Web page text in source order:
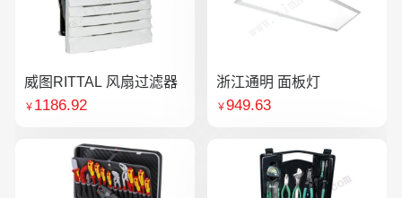
威图RITTAL 风扇过滤器
￥ 1186.92
浙江通明 面板灯
￥949.63